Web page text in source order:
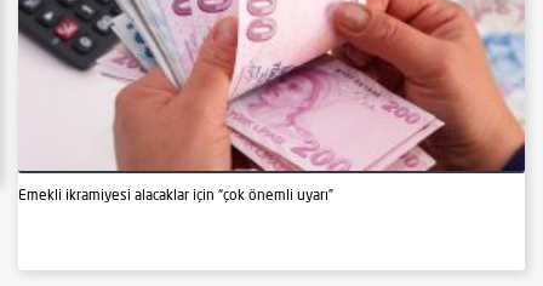
Emekli ikramiyesi alacaklar için “çok önemli uyarı”